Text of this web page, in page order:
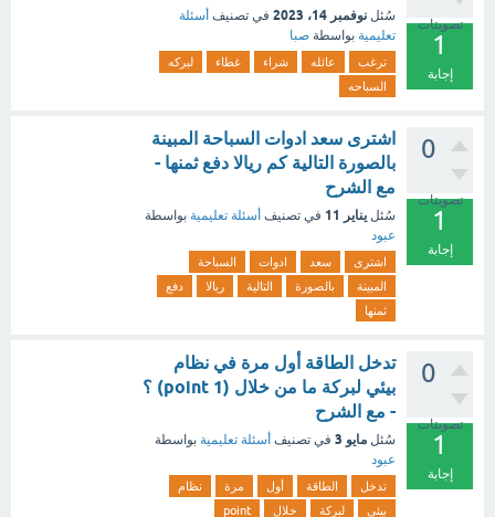
تصويتات
1
إجابة
سُئل نوفمبر 14، 2023 في تصنيف أسئلة
تعليمية بواسطة صبا
ترغب عائله شراء غطاء
لبركه
السباحه
0
تصويتات
1
إجابة
اشترى سعد ادوات السباحة المبينة
بالصورة التالية كم ريالا دفع ثمنها -
مع الشرح
سُئل يناير 11 في تصنيف أسئلة تعليمية بواسطة
عبود
اشترى سعد ادوات
السباحة
المبينة
بالصورة التالية ريالا
دفع
ثمنها
0
تصويتات
1
إجابة
تدخل الطاقة أول مرة في نظام
بيئي لبركة ما من خلال (1 point) ؟
- مع الشرح
سُئل مايو 3 في تصنيف أسئلة تعليمية بواسطة
عبود
تدخل الطاقة أول مرة
نظام
بيئي
لبركة خلال point